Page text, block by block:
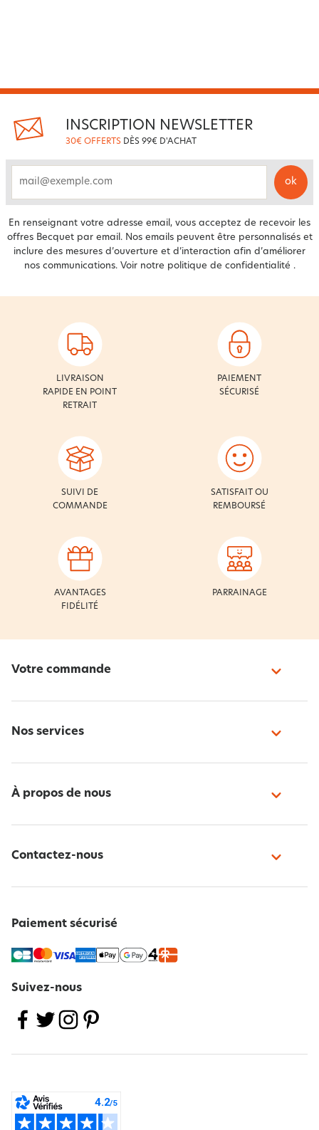
INSCRIPTION NEWSLETTER
30€ OFFERTS DÈS 99€ D'ACHAT
ok
En renseignant votre adresse email, vous acceptez de recevoir les
offres Becquet par email. Nos emails peuvent être personnalisés et
inclure des mesures d’ouverture et d’interaction afin d’améliorer
nos communications. Voir notre politique de confidentialité .
LIVRAISON
RAPIDE EN POINT
RETRAIT
PAIEMENT
SÉCURISÉ
SUIVI DE
COMMANDE
SATISFAIT OU
REMBOURSÉ
AVANTAGES
FIDÉLITÉ
PARRAINAGE
Votre commande
Nos services
À propos de nous
Contactez-nous
Paiement sécurisé
Suivez-nous